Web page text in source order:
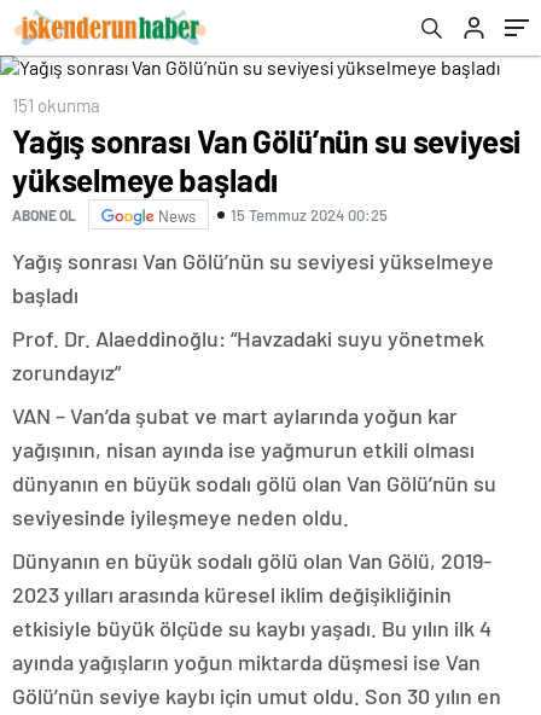
151 okunma
Yağış sonrası Van Gölü’nün su seviyesi
yükselmeye başladı
ABONE OL News 15 Temmuz 2024 00:25
Yağış sonrası Van Gölü’nün su seviyesi yükselmeye
başladı
Prof. Dr. Alaeddinoğlu: “Havzadaki suyu yönetmek
zorundayız”
VAN – Van’da şubat ve mart aylarında yoğun kar
yağışının, nisan ayında ise yağmurun etkili olması
dünyanın en büyük sodalı gölü olan Van Gölü’nün su
seviyesinde iyileşmeye neden oldu.
Dünyanın en büyük sodalı gölü olan Van Gölü, 2019-
2023 yılları arasında küresel iklim değişikliğinin
etkisiyle büyük ölçüde su kaybı yaşadı. Bu yılın ilk 4
ayında yağışların yoğun miktarda düşmesi ise Van
Gölü’nün seviye kaybı için umut oldu. Son 30 yılın en